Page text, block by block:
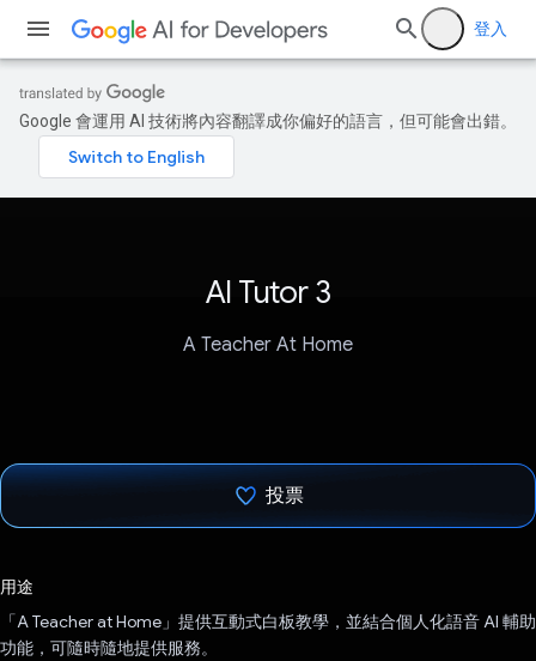
登入
Google 會運用 AI 技術將內容翻譯成你偏好的語言，但可能會出錯。
AI Tutor 3
A Teacher At Home
投票
用途
「A Teacher at Home」提供互動式白板教學，並結合個人化語音 AI 輔助
功能，可隨時隨地提供服務。